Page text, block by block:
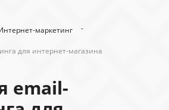
маркетинг -
для интернет-магазина
email-